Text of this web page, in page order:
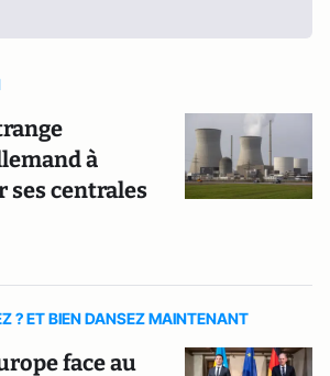
à
centrales
? ET BIEN DANSEZ MAINTENANT
face au